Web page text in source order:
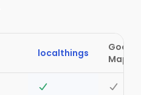
localthings
Maps